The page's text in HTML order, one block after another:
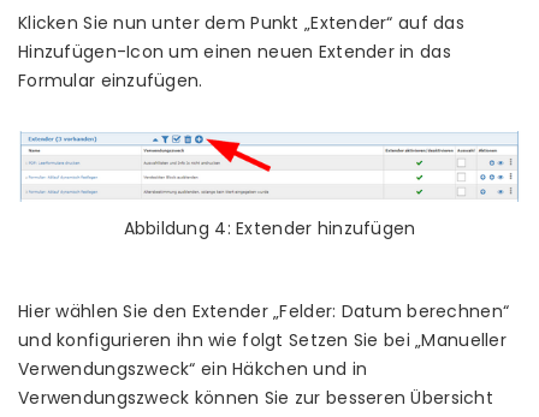
Klicken Sie nun unter dem Punkt „Extender“ auf das
Hinzufügen-Icon um einen neuen Extender in das
Formular einzufügen.
Abbildung 4: Extender hinzufügen
Hier wählen Sie den Extender „Felder: Datum berechnen“
und konfigurieren ihn wie folgt Setzen Sie bei „Manueller
Verwendungszweck“ ein Häkchen und in
Verwendungszweck können Sie zur besseren Übersicht